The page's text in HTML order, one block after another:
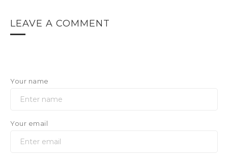
LEAVE A COMMENT
Your name
Your email